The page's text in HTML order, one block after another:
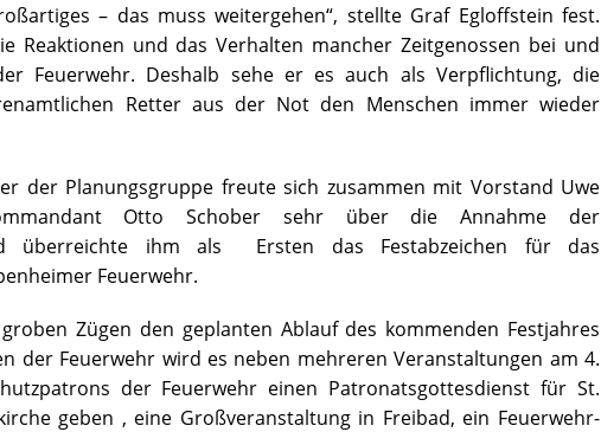
– das muss weitergehen“, stellte Graf Egloffstein fest.
Reaktionen und das Verhalten mancher Zeitgenossen bei und
Feuerwehr. Deshalb sehe er es auch als Verpflichtung, die
Retter aus der Not den Menschen immer wieder
der Planungsgruppe freute sich zusammen mit Vorstand Uwe
Otto Schober sehr über die Annahme der
überreichte ihm als Ersten das Festabzeichen für das
Feuerwehr.
Zügen den geplanten Ablauf des kommenden Festjahres
der Feuerwehr wird es neben mehreren Veranstaltungen am 4.
der Feuerwehr einen Patronatsgottesdienst für St.
geben , eine Großveranstaltung in Freibad, ein Feuerwehr-